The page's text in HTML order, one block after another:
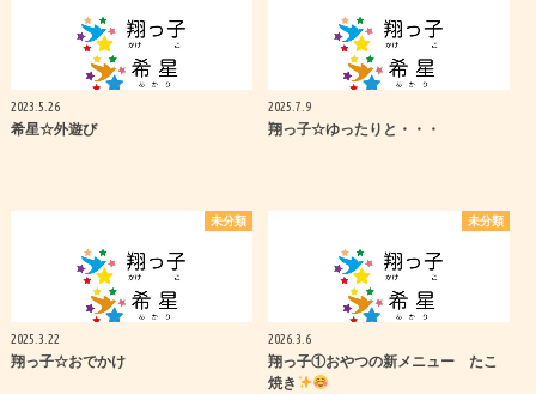
2023.5.26
希星☆外遊び
2025.7.9
翔っ子☆ゆったりと・・・
未分類
2025.3.22
翔っ子☆おでかけ
未分類
2026.3.6
翔っ子①おやつの新メニュー たこ
焼き